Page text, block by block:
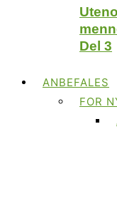
Del 3
ANBEFALES
FOR